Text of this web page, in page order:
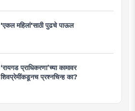
'एकल महिलां'साठी पुढचे पाऊल
‘रायगड प्राधिकरणा’च्या कामावर
शिवप्रेमींकडूनच प्रश्नचिन्ह का?